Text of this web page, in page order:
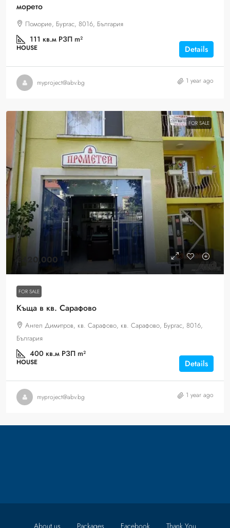
морето
Поморие, Бургас, 8016, България
111 кв.м РЗП m²
HOUSE Details
myproject@abv.bg 1 year ago
FOR SALE
€420,000
FOR SALE
Къща в кв. Сарафово
Ангел Димитров, кв. Сарафово, кв. Сарафово, Бургас, 8016,
България
400 кв.м РЗП m²
HOUSE Details
myproject@abv.bg 1 year ago
About us Packages Facebook Thank You